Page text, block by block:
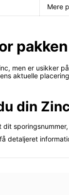
Mere
men er usikker
aktuelle
din
detaljeret